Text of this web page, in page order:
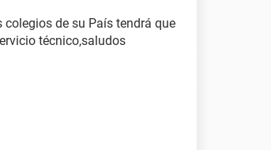
de su País tendrá que
técnico,saludos